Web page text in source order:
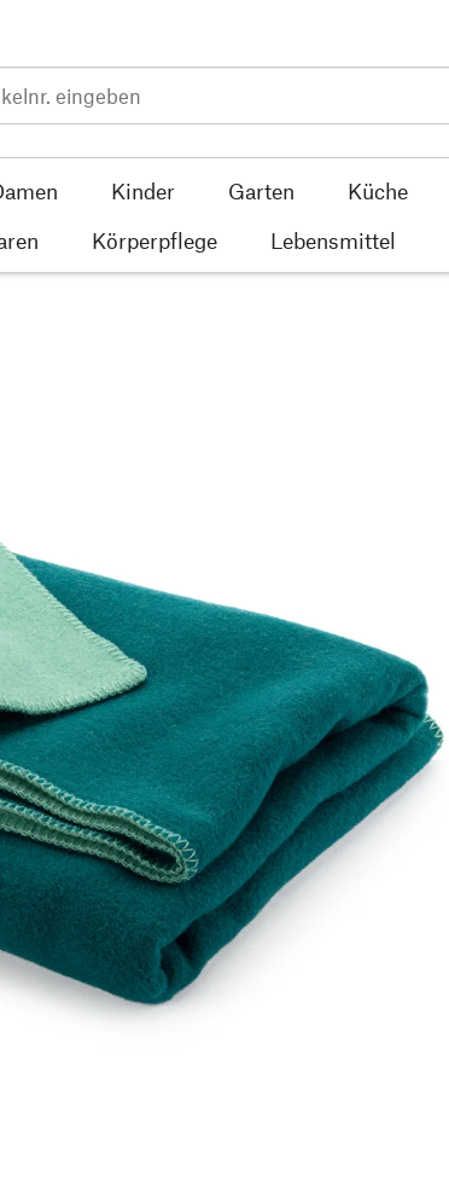
Kinder Garten Küche
Körperpflege Lebensmittel